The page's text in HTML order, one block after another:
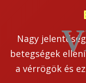
Nagy
betegségek
a vérrögök és